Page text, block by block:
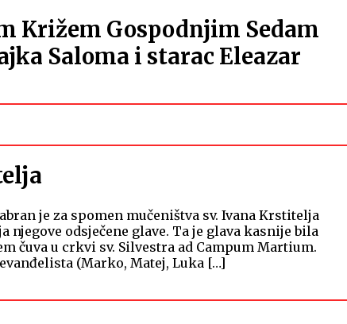
Križem Gospodnjim Sedam
Saloma i starac Eleazar
je za spomen mučeništva sv. Ivana Krstitelja
odsječene glave. Ta je glava kasnije bila
čuva u crkvi sv. Silvestra ad Campum Martium.
(Marko, Matej, Luka […]